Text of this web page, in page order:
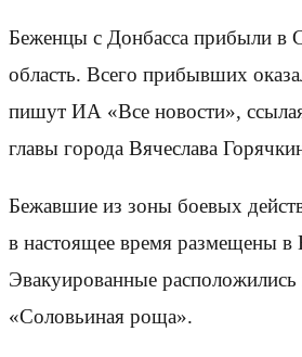
Беженцы с Донбасса прибыли в
область. Всего прибывших
пишут ИА «Все новости»,
главы города Вячеслава
Бежавшие из зоны боевых
в настоящее время размещены
Эвакуированные расположились
«Соловьиная роща».